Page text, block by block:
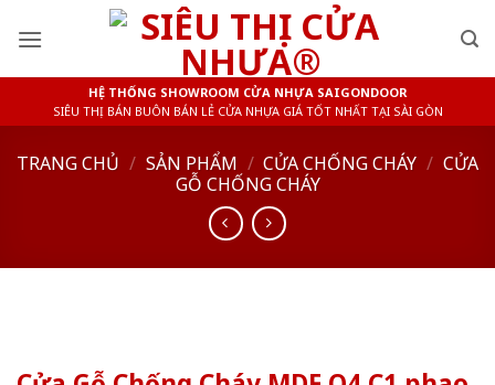
HỆ THỐNG SHOWROOM CỬA NHỰA SAIGONDOOR
SIÊU THỊ BÁN BUÔN BÁN LẺ CỬA NHỰA GIÁ TỐT NHẤT TẠI SÀI GÒN
TRANG CHỦ / SẢN PHẨM / CỬA CHỐNG CHÁY / CỬA
GỖ CHỐNG CHÁY